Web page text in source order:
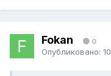
Fokan 0
Опубликовано: